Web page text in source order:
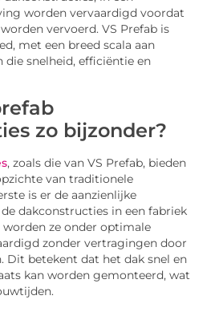
worden vervaardigd voordat
vervoerd. VS Prefab is
met een breed scala aan
die snelheid, efficiëntie en
zo bijzonder?
, zoals die van VS Prefab, bieden
van traditionele
is er de aanzienlijke
dakconstructies in een fabriek
ze onder optimale
zonder vertragingen door
Dit betekent dat het dak snel en
kan worden gemonteerd, wat